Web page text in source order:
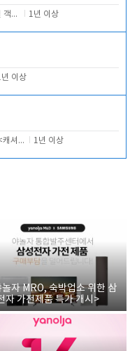
카운터 업무 및 객실관리(청소상태 확인, 객실판매) 1년 이상
년 이상
베팅.,청소<<캐셔 모셔봅니다. 1년 이상
놀자 MRO, 숙박업소 위한 삼
자 가전제품 특가 개시>